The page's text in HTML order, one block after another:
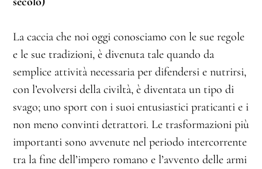
La caccia che noi oggi conosciamo con le sue regole
e le sue tradizioni, è divenuta tale quando da
semplice attività necessaria per difendersi e nutrirsi,
con l’evolversi della civiltà, è diventata un tipo di
svago; uno sport con i suoi entusiastici praticanti e i
non meno convinti detrattori. Le trasformazioni più
importanti sono avvenute nel periodo intercorrente
tra la fine dell’impero romano e l’avvento delle armi